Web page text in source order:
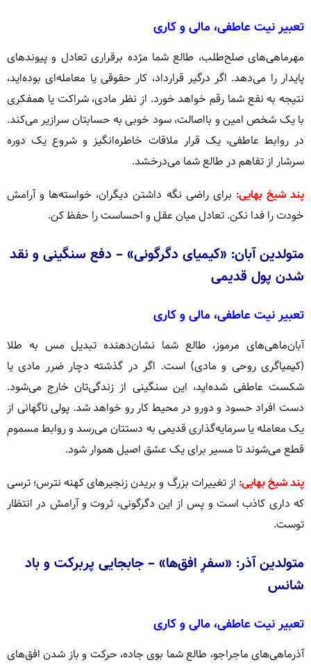
تعبیر نیت عاطفی، مالی و کاری
مهرماهی‌های صلح‌طلب، طالع شما مژده برقراری تعادل و پیوندهای
پایدار را می‌دهد. اگر درگیر قرارداد، کار حقوقی یا معامله‌ای بوده‌اید،
نتیجه به نفع شما رقم خواهد خورد. از نظر مادی، شراکت یا همفکری
با یک شخص امین و بااصالت، سود خوبی به حسابتان سرازیر می‌کند.
در روابط عاطفی، یک قرار ملاقات خاطره‌انگیز و شروع یک دوره
سرشار از تفاهم در طالع شما می‌درخشد.
پند شیخ بهایی: برای راضی نگه داشتن دیگران، خواسته‌ها و آرامش
خودت را فدا نکن. تعادل میان عقل و احساست را حفظ کن.
متولدین آبان: «کیمیای دگرگونی» – دفع سنگینی و نقد
شدن پول قدیمی
تعبیر نیت عاطفی، مالی و کاری
آبان‌ماهی‌های مرموز، طالع شما نشان‌دهنده تبدیل مس به طلا
(کیمیاگری روحی و مادی) است. اگر در گذشته دچار ضرر مادی یا
شکست عاطفی شده‌اید، این سنگینی از زندگی‌تان خارج می‌شود.
دست افراد حسود و دو‌رو در محیط کار رو خواهد شد. پولی ناگهانی از
یک معامله یا سرمایه‌گذاری قدیمی به دستتان می‌رسد و روابط مسموم
قطع می‌شوند تا مسیر برای یک عشق اصیل هموار شود.
پند شیخ بهایی: از تغییرات بزرگ و بریدن زنجیرهای کهنه نترس؛ ترسی
که داری کاذب است و پس از این دگرگونی، ثروت و آرامش در انتظار
توست.
متولدین آذر: «سفرِ افق‌ها» – جابجایی پربرکت و باد
شانس
تعبیر نیت عاطفی، مالی و کاری
آذرماهی‌های ماجراجو، طالع شما بوی جاده، حرکت و باز شدن افق‌های